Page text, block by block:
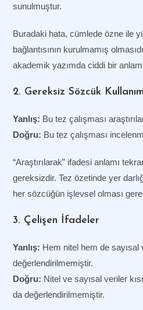
sunulmuştur.
Buradaki hata, cümlede özne ile
bağlantısının kurulmamış
akademik yazımda ciddi bir
2. Gereksiz Sözcük
Yanlış: Bu tez çalışması
Doğru: Bu tez çalışması
“Araştırılarak” ifadesi anlamı
gereksizdir. Tez özetinde yer
her sözcüğün işlevsel olması
3. Çelişen İfadeler
Yanlış: Hem nitel hem de sayısal
değerlendirilmemiştir.
Doğru: Nitel ve sayısal veriler
da değerlendirilmemiştir.